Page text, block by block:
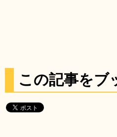
この記事をブ